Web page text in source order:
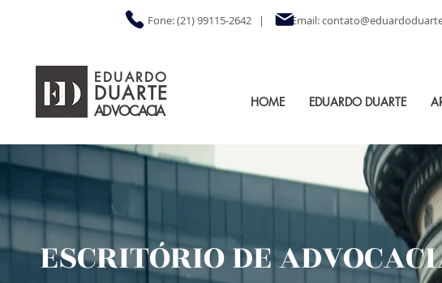
Fone: (21) 99115-2642 ​ | Email:
EDUARDO
DUARTE
ADVOCACIA
HOME EDUARDO DUARTE
ESCRITÓRIO DE